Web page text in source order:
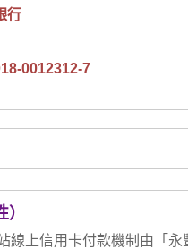
行
0012312-7
線上信用卡付款機制由「永